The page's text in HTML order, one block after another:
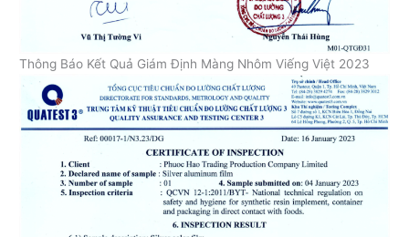
Thông Báo Kết Quả Giám Định Màng Nhôm Viếng Việt 2023